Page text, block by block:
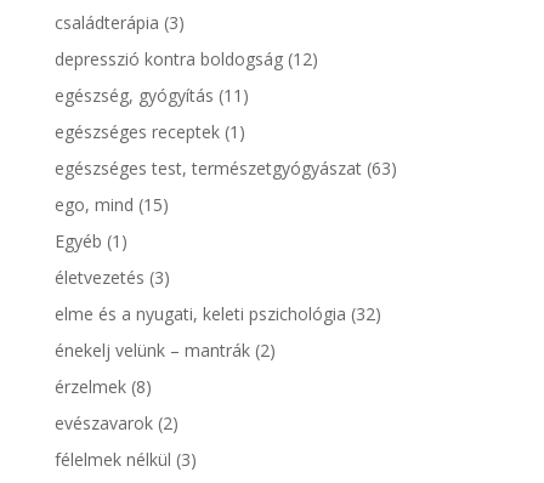
családterápia (3)
depresszió kontra boldogság(12)
egészség, gyógyítás (11)
egészséges receptek(1)
egészséges test, természetgyógyászat(63)
ego, mind (15)
Egyéb (1)
életvezetés (3)
elme és a nyugati, keleti pszichológia (32)
énekelj velünk – mantrák(2)
érzelmek(8)
evészavarok(2)
félelmek nélkül (3)